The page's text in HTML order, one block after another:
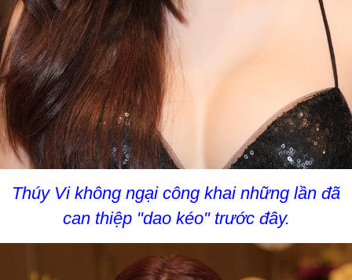
Thúy Vi không ngại công khai những lần đã
can thiệp "dao kéo" trước đây.